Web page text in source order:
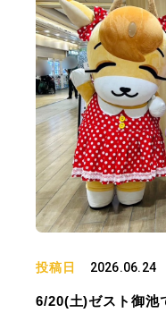
投稿日 2026.06.24
6/20(土)ゼスト御池